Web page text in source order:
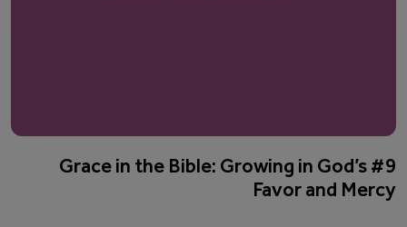
#9 Grace in the Bible: Growing in God’s
Favor and Mercy